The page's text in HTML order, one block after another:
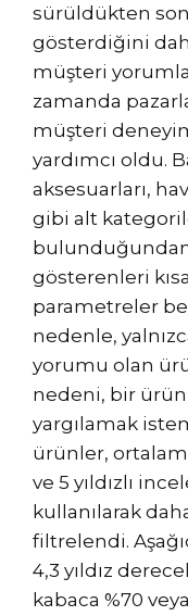
sürüldükten
gösterdiğini
müşteri
zamanda
müşteri
yardımcı oldu.
aksesuarları,
gibi alt
gösterenleri
parametreler
nedenle,
yorumu olan
nedeni, bir
yargılamak
ürünler,
ve 5 yıldızlı
kullanılarak
filtrelendi.
4,3 yıldız
kabaca %70